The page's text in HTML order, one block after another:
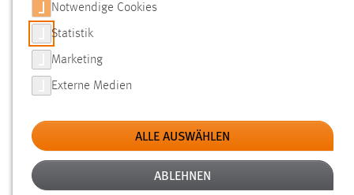
SUCHE
FILTER
Typ
Erstellungsdatum
Notwendige Cookies
Statistik
Marketing
Externe Medien
ALLE AUSWÄHLEN
ABLEHNEN